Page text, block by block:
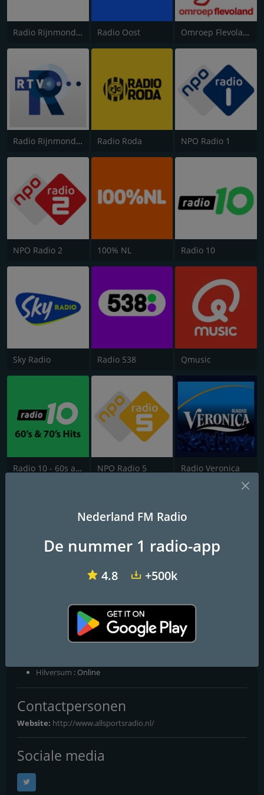
Radio Rijnmond FM 93.4 Radio Oost Omroep Flevoland
Radio Rijnmond Extra Radio Roda NPO Radio 1
NPO Radio 2 100% NL Radio 10
Sky Radio Radio 538 Qmusic
Radio 10 - 60s and 70s Hits NPO Radio 5 Radio Veronica
Qmusic Foute Uur
ALL Sports Radio
Hilversum : Online
Contactpersonen
Website: http://www.allsportsradio.nl/
Sociale media
Nederland FM Radio
De nummer 1 radio-app
4.8 +500k